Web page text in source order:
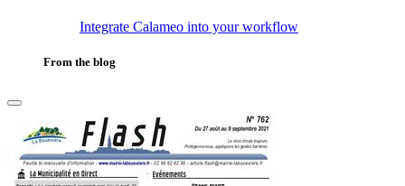
Integrate Calameo into your workflow
From the blog